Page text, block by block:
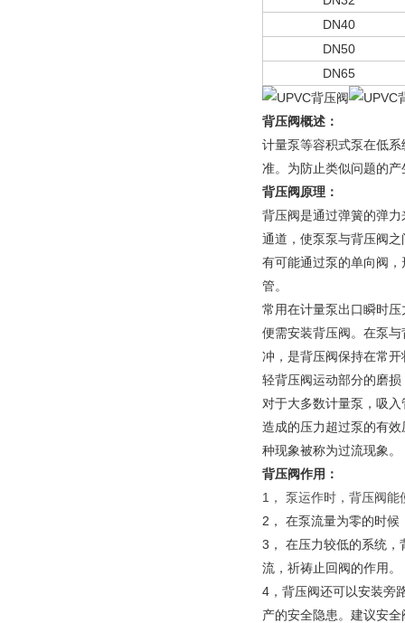
DN40
DN50
DN65
背压阀概述：
计量泵等容积式泵在低
准。为防止类似问题的
背压阀原理：
背压阀是通过弹簧的弹
通道，使泵泵与背压阀
有可能通过泵的单向阀
管。
常用在计量泵出口瞬时
便需安装背压阀。在泵
冲，是背压阀保持在常
轻背压阀运动部分的磨
对于大多数计量泵，吸
造成的压力超过泵的有
种现象被称为过流现象。
背压阀作用：
1， 泵运作时，背压阀
2， 在泵流量为零的时
3， 在压力较低的系统，
流，祈祷止回阀的作用。
4，背压阀还可以安装旁
产的安全隐患。建议安